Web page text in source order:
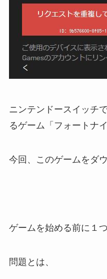
ニンテンドースイッチ
るゲーム「フォートナイ
今回、このゲームをダ
ゲームを始める前に１
問題とは、